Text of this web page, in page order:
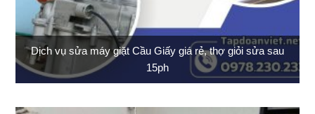
Dịch vụ sửa máy giặt Cầu Giấy giá rẻ, thợ giỏi sửa sau
15ph